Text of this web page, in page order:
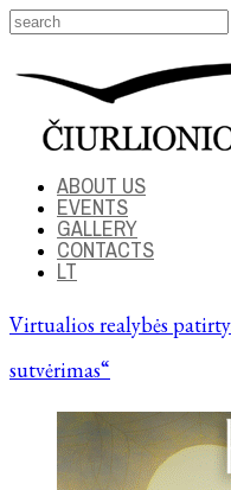
ABOUT US
EVENTS
GALLERY
CONTACTS
LT
Virtualios realybės
sutvėrimas“